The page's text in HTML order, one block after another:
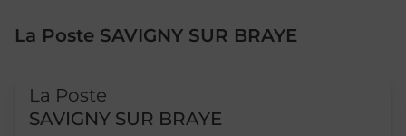
La Poste SAVIGNY SUR BRAYE
La Poste
SAVIGNY SUR BRAYE